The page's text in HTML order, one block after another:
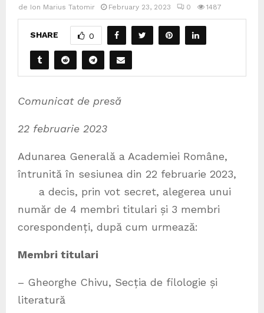
de Ion Marius Tatomir February 23, 2023 0 1487
SHARE 0
Comunicat de presă
22 februarie 2023
Adunarea Generală a Academiei Române,
întrunită în sesiunea din 22 februarie 2023,
a decis, prin vot secret, alegerea unui
număr de 4 membri titulari și 3 membri
corespondenți, după cum urmează:
Membri titulari
– Gheorghe Chivu, Secția de filologie și
literatură